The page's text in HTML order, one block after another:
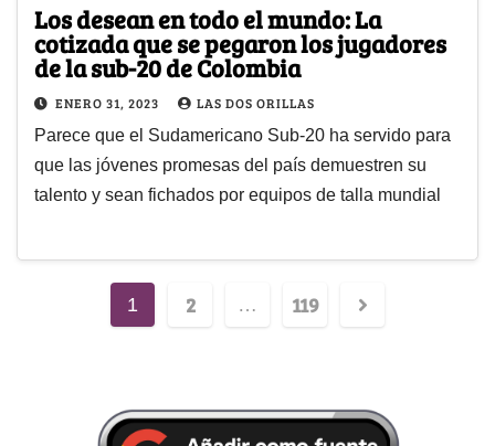
Los desean en todo el mundo: La
cotizada que se pegaron los jugadores
de la sub-20 de Colombia
ENERO 31, 2023 LAS DOS ORILLAS
Parece que el Sudamericano Sub-20 ha servido para
que las jóvenes promesas del país demuestren su
talento y sean fichados por equipos de talla mundial
1 2 … 119